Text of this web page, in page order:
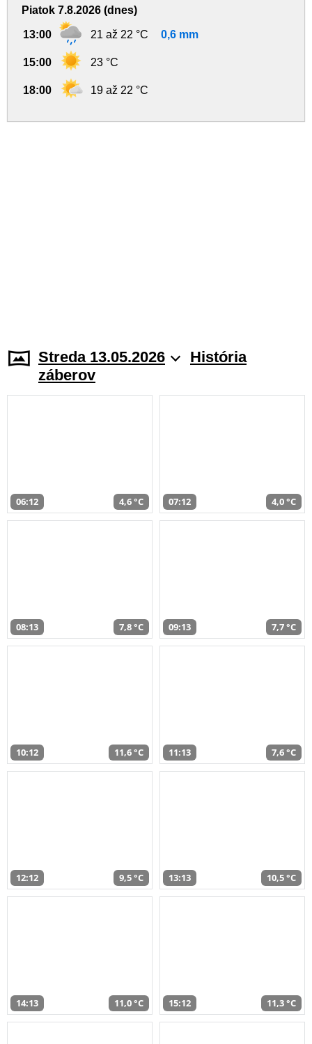
Piatok 7.8.2026 (dnes)
13:00 21 až 22 °C 0,6 mm
15:00 23 °C
18:00 19 až 22 °C
Streda 13.05.2026
História
záberov
06:12 4,6 °C 07:12 4,0 °C
08:13 7,8 °C 09:13 7,7 °C
10:12 11,6 °C 11:13 7,6 °C
12:12 9,5 °C 13:13 10,5 °C
14:13 11,0 °C 15:12 11,3 °C